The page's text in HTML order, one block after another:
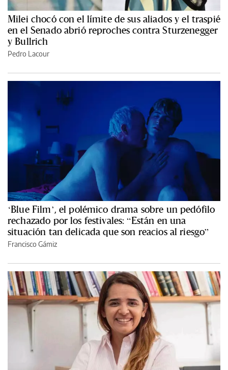
Milei chocó con el límite de sus aliados y el traspié
en el Senado abrió reproches contra Sturzenegger
y Bullrich
Pedro Lacour
‘Blue Film’, el polémico drama sobre un pedófilo
rechazado por los festivales: “Están en una
situación tan delicada que son reacios al riesgo”
Francisco Gámiz